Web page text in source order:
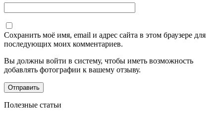
Сохранить моё имя, email и адрес сайта в этом браузере для
последующих моих комментариев.
Вы должны войти в систему, чтобы иметь возможность
добавлять фотографии к вашему отзыву.
Полезные статьи